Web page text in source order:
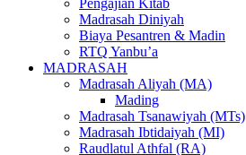
Pengajian Kitab
Madrasah Diniyah
Biaya Pesantren & Madin
RTQ Yanbu’a
MADRASAH
Madrasah Aliyah (MA)
Mading
Madrasah Tsanawiyah (MTs)
Madrasah Ibtidaiyah (MI)
Raudlatul Athfal (RA)